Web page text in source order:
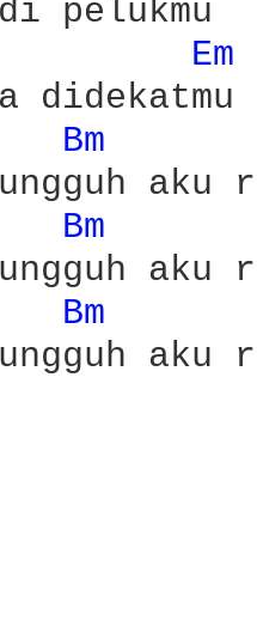
pelukmu
Em
didekatmu
Bm
aku
Bm
aku
Bm
aku